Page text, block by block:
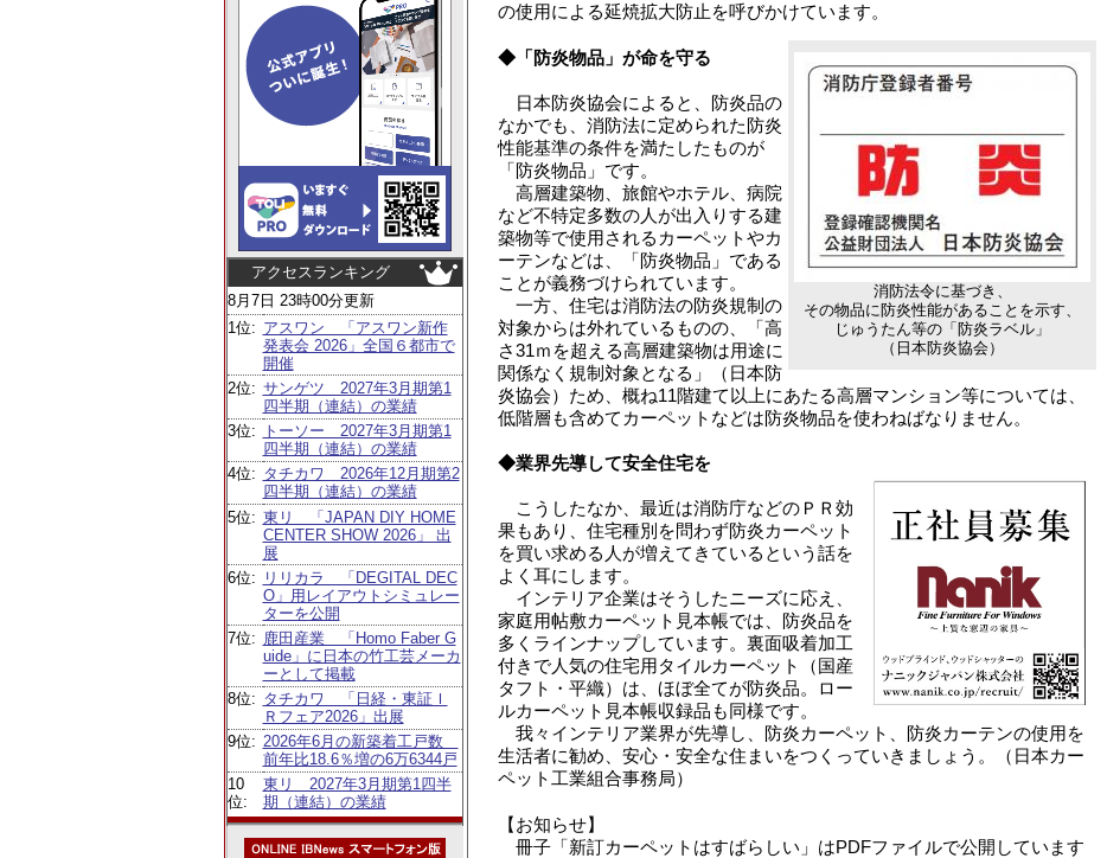
アクセスランキング
8月7日 23時00分更新
1位: アスワン 「アスワン新作
発表会 2026」全国６都市で
開催
2位: サンゲツ 2027年3月期第1
四半期（連結）の業績
3位:
トーソー 2027年3月期第1
四半期（連結）の業績
4位: タチカワ 2026年12月期第2
四半期（連結）の業績
5位: 東リ 「JAPAN DIY HOME
CENTER SHOW 2026」 出
展
6位:
リリカラ 「DEGITAL DEC
O」用レイアウトシミュレー
ターを公開
7位: 鹿田産業 「Homo Faber G
uide」に日本の竹工芸メーカ
ーとして掲載
8位: タチカワ 「日経・東証Ｉ
Ｒフェア2026」出展
9位: 2026年6月の新築着工戸数
前年比18.6％増の6万6344戸
10
位:
東リ 2027年3月期第1四半
期（連結）の業績
の使用による延焼拡大防止を呼びかけています。
消防法令に基づき、
その物品に防炎性能があることを示す、
じゅうたん等の「防炎ラベル」
（日本防炎協会）
◆「防炎物品」が命を守る
日本防炎協会によると、防炎品の
なかでも、消防法に定められた防炎
性能基準の条件を満たしたものが
「防炎物品」です。
高層建築物、旅館やホテル、病院
など不特定多数の人が出入りする建
築物等で使用されるカーペットやカ
ーテンなどは、「防炎物品」である
ことが義務づけられています。
一方、住宅は消防法の防炎規制の
対象からは外れているものの、「高
さ31ｍを超える高層建築物は用途に
関係なく規制対象となる」（日本防
炎協会）ため、概ね11階建て以上にあたる高層マンション等については、
低階層も含めてカーペットなどは防炎物品を使わねばなりません。
◆業界先導して安全住宅を
こうしたなか、最近は消防庁などのＰＲ効
果もあり、住宅種別を問わず防炎カーペット
を買い求める人が増えてきているという話を
よく耳にします。
インテリア企業はそうしたニーズに応え、
家庭用帖敷カーペット見本帳では、防炎品を
多くラインナップしています。裏面吸着加工
付きで人気の住宅用タイルカーペット（国産
タフト・平織）は、ほぼ全てが防炎品。ロー
ルカーペット見本帳収録品も同様です。
我々インテリア業界が先導し、防炎カーペット、防炎カーテンの使用を
生活者に勧め、安心・安全な住まいをつくっていきましょう。（日本カー
ペット工業組合事務局）
【お知らせ】
冊子「新訂カーペットはすばらしい」はPDFファイルで公開しています